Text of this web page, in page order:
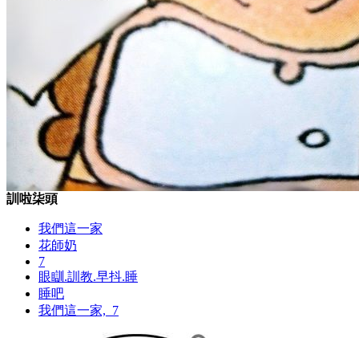
訓啦柒頭
我們這一家
花師奶
7
眼瞓.訓教.早抖.睡
睡吧
我們這一家,_7